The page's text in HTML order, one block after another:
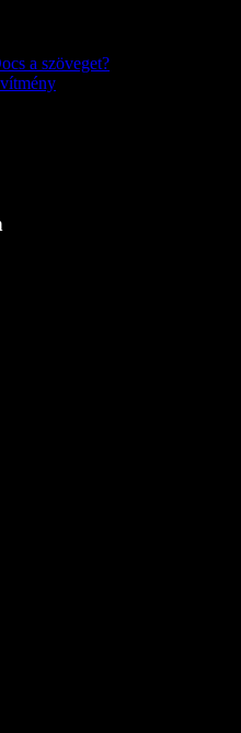
a szöveget?